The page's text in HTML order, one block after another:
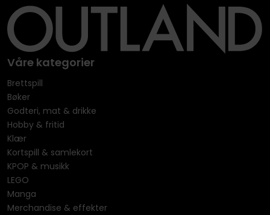
Våre kategorier
Brettspill
Bøker
Godteri, mat & drikke
Hobby & fritid
Klær
Kortspill & samlekort
KPOP & musikk
LEGO
Manga
Merchandise & effekter